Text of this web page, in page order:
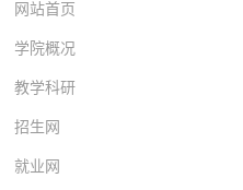
网站首页
学院概况
教学科研
招生网
就业网